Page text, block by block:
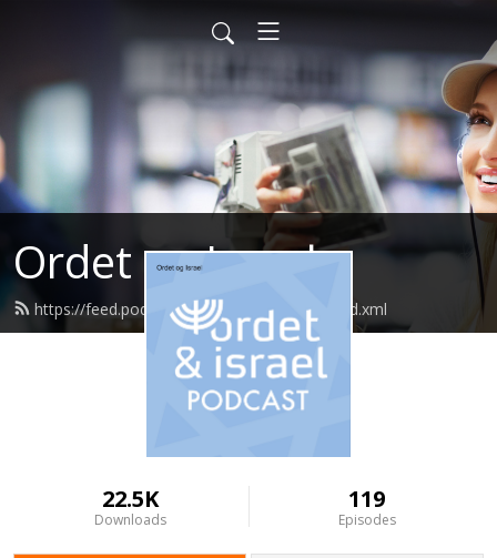
Ordet og Israel
https://feed.podbean.com/ordetogisrael/feed.xml
22.5K
Downloads
119
Episodes